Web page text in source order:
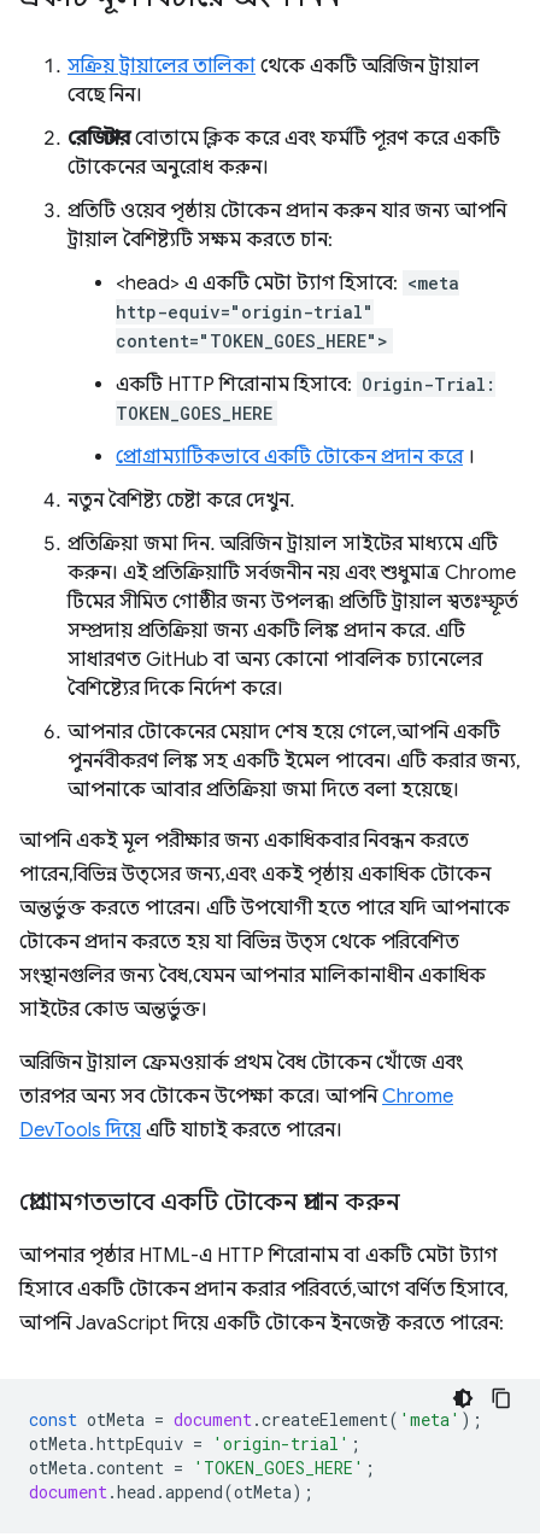
সক্রিয় ট্রায়ালের তালিকা থেকে একটি অরিজিন ট্রায়াল
বেছে নিন।
রেজিস্টারবোতামে ক্লিক করে এবং ফর্মটি পূরণ করে একটি
টোকেনের অনুরোধ করুন।
প্রতিটি ওয়েব পৃষ্ঠায় টোকেন প্রদান করুন যার জন্য আপনি
ট্রায়াল বৈশিষ্ট্যটি সক্ষম করতে চান:
<head> এ একটি মেটা ট্যাগ হিসাবে: <meta
http-equiv="origin-trial"
content="TOKEN_GOES_HERE">
একটি HTTP শিরোনাম হিসাবে: Origin-Trial:
TOKEN_GOES_HERE
প্রোগ্রাম্যাটিকভাবে একটি টোকেন প্রদান করে।
নতুন বৈশিষ্ট্য চেষ্টা করে দেখুন.
প্রতিক্রিয়া জমা দিন. অরিজিন ট্রায়াল সাইটের মাধ্যমে এটি
করুন। এই প্রতিক্রিয়াটি সর্বজনীন নয় এবং শুধুমাত্র Chrome
টিমের সীমিত গোষ্ঠীর জন্য উপলব্ধ৷ প্রতিটি ট্রায়াল স্বতঃস্ফূর্ত
সম্প্রদায় প্রতিক্রিয়া জন্য একটি লিঙ্ক প্রদান করে. এটি
সাধারণত GitHub বা অন্য কোনো পাবলিক চ্যানেলের
বৈশিষ্ট্যের দিকে নির্দেশ করে।
আপনার টোকেনের মেয়াদ শেষ হয়ে গেলে, আপনি একটি
পুনর্নবীকরণ লিঙ্ক সহ একটি ইমেল পাবেন। এটি করার জন্য,
আপনাকে আবার প্রতিক্রিয়া জমা দিতে বলা হয়েছে।
আপনি একই মূল পরীক্ষার জন্য একাধিকবার নিবন্ধন করতে
পারেন, বিভিন্ন উত্সের জন্য, এবং একই পৃষ্ঠায় একাধিক টোকেন
অন্তর্ভুক্ত করতে পারেন। এটি উপযোগী হতে পারে যদি আপনাকে
টোকেন প্রদান করতে হয় যা বিভিন্ন উত্স থেকে পরিবেশিত
সংস্থানগুলির জন্য বৈধ, যেমন আপনার মালিকানাধীন একাধিক
সাইটের কোড অন্তর্ভুক্ত।
অরিজিন ট্রায়াল ফ্রেমওয়ার্ক প্রথম বৈধ টোকেন খোঁজে এবং
তারপর অন্য সব টোকেন উপেক্ষা করে। আপনিChrome
DevTools দিয়ে এটি যাচাই করতে পারেন।
প্রোগ্রামগতভাবে একটি টোকেন প্রদান করুন
আপনার পৃষ্ঠার HTML-এ HTTP শিরোনাম বা একটি মেটা ট্যাগ
হিসাবে একটি টোকেন প্রদান করার পরিবর্তে, আগে বর্ণিত হিসাবে,
আপনি JavaScript দিয়ে একটি টোকেন ইনজেক্ট করতে পারেন:
const otMeta = document.createElement( 'meta' );
otMeta.httpEquiv = 'origin-trial' ;
otMeta.content = 'TOKEN_GOES_HERE' ;
document.head .append(otMeta);